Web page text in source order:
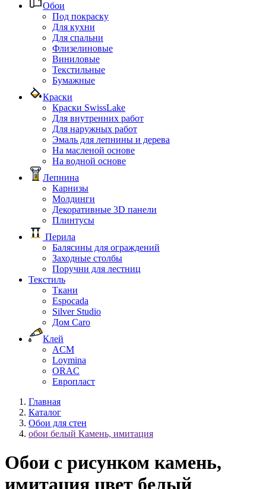
Обои
Под покраску
Для кухни
Для спальни
Флизелиновые
Виниловые
Текстильные
Бумажные
Краски
Краски SwissLake
Для внутренних работ
Для наружных работ
Эмаль для лепнины и дерева
На масленой основе
На водной основе
Лепнина
Карнизы
Молдинги
Декоративные 3D панели
Плинтусы
Перила
Балясины для ограждений
Заходные столбы
Поручни для лестниц
Текстиль
Ткани
Espocada
Silver Studio
Дом Caro
Клей
ACM
Loymina
ORAC
Европласт
Главная
Каталог
Обои для стен
обои белый Камень, имитация
Обои с рисунком камень,
имитация цвет белый